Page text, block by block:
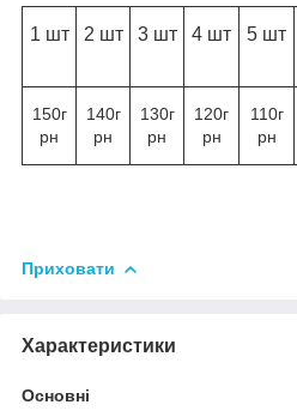
1 шт 2 шт 3 шт 4 шт 5 шт
150г
рн
140г
рн
130г
рн
120г
рн
110г
рн
Приховати
Характеристики
Основні